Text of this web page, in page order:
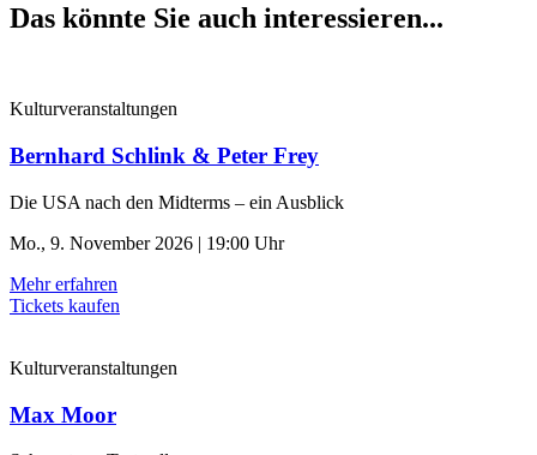
Das könnte Sie auch interessieren...
Kulturveranstaltungen
Bernhard Schlink & Peter Frey
Die USA nach den Midterms – ein Ausblick
Mo., 9. November 2026 | 19:00 Uhr
Mehr erfahren
Tickets kaufen
Kulturveranstaltungen
Max Moor